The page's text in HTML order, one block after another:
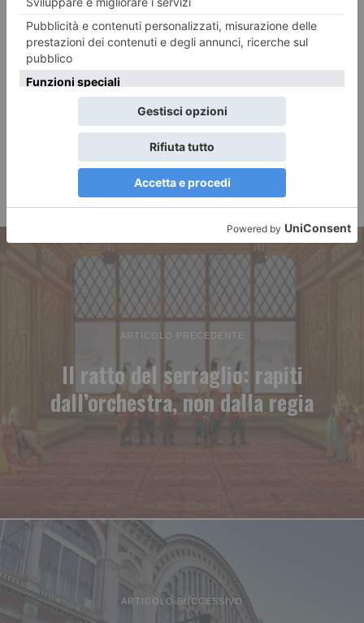
ARTICOLO PRECEDENTE
Il ratto del serraglio: rapiti
dall’orchestra, non dalla regia
ARTICOLO SUCCESSIVO